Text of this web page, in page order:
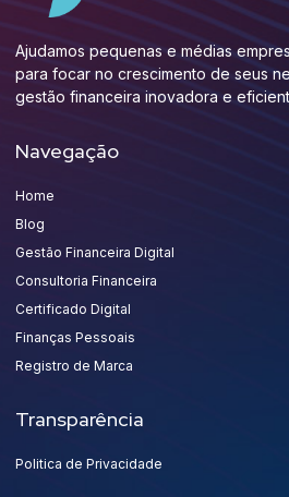
Ajudamos pequenas e médias
para focar no crescimento de seus
gestão financeira inovadora e
Navegação
Home
Blog
Gestão Financeira Digital
Consultoria Financeira
Certificado Digital
Finanças Pessoais
Registro de Marca
Transparência
Politica de Privacidade